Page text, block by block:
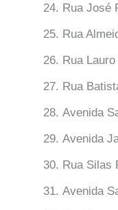
Rua José
Rua
Rua
Rua
Avenida
Avenida
Rua Silas
Avenida